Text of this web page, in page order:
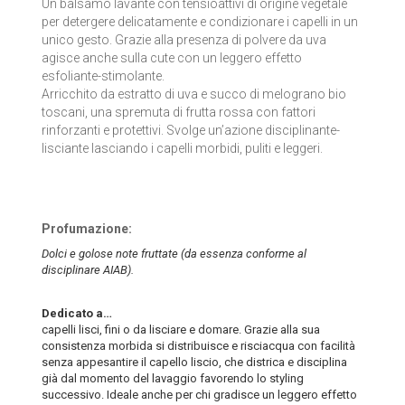
LA SAPONARIA
LE ERBE DI JANAS
LE FATE BIO
NEVE COSMETICS
PUROBIO COSMETICS
SABADÌ
TEK ITALY
VILLA LODOLA
Un balsamo lavante con tensioattivi di origine vegetale
per detergere delicatamente e condizionare i capelli in un
unico gesto. Grazie alla presenza di polvere da uva
agisce anche sulla cute con un leggero effetto
esfoliante-stimolante.
Arricchito da estratto di uva e succo di melograno bio
toscani, una spremuta di frutta rossa con fattori
rinforzanti e protettivi. Svolge un’azione disciplinante-
lisciante lasciando i capelli morbidi, puliti e leggeri.
Profumazione:
Dolci e golose note fruttate (da essenza conforme al
disciplinare AIAB).
Dedicato a…
capelli lisci, fini o da lisciare e domare. Grazie alla sua
consistenza morbida si distribuisce e risciacqua con facilità
senza appesantire il capello liscio, che districa e disciplina
già dal momento del lavaggio favorendo lo styling
successivo. Ideale anche per chi gradisce un leggero effetto